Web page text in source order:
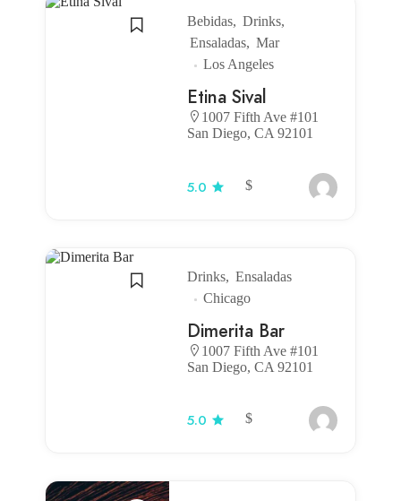
Bebidas
Drinks
Ensaladas
Mar
Los Angeles
Etina Sival
1007 Fifth Ave #101
San Diego, CA 92101
5.0 $
Drinks
Ensaladas
Chicago
Dimerita Bar
1007 Fifth Ave #101
San Diego, CA 92101
5.0 $